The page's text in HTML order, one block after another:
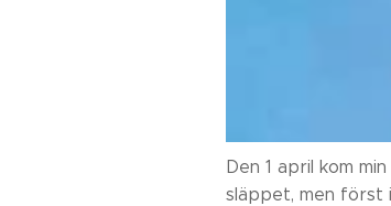
Den 1 april kom
släppet, men först